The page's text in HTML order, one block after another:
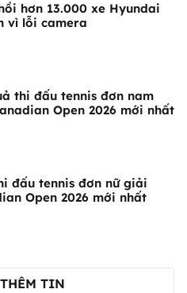
hơn 13.000 xe Hyundai
vì lỗi camera
thi đấu tennis đơn nam
Open 2026 mới nhất
đấu tennis đơn nữ giải
Open 2026 mới nhất
TIN